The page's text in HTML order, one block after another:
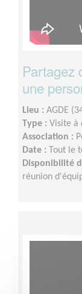
Partagez
une
Lieu : AGDE
Type : Visite à
Association :
Date : Tout le
Disponibilité
réunion